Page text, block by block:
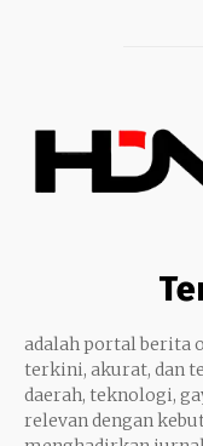
adalah portal berita
terkini, akurat, dan
daerah, teknologi,
relevan dengan